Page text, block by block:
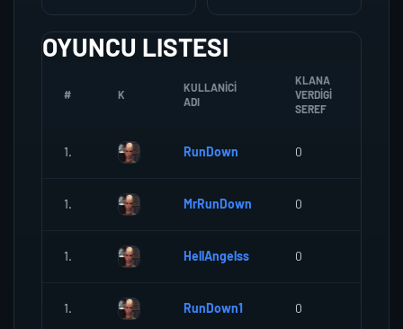
OYUNCU LISTESI
# K
KULLANICI
ADI
KLANA
VERDIGI
SEREF
1. RunDown 0
1. MrRunDown 0
1. HellAngelss 0
1. RunDown1 0